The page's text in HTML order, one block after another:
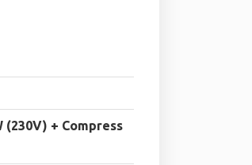
(230V) + Compress